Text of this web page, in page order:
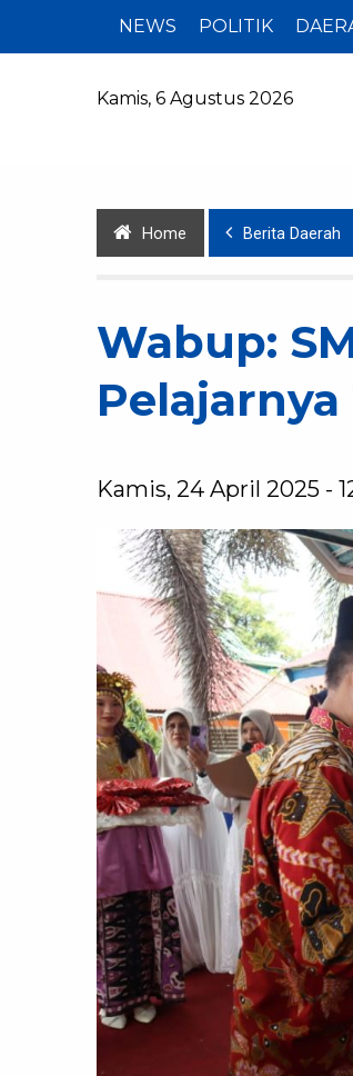
NEWS POLITIK
Kamis, 6 Agustus 2026
Home Berita Daerah
Wabup:
Kamis, 24 April 2025 -